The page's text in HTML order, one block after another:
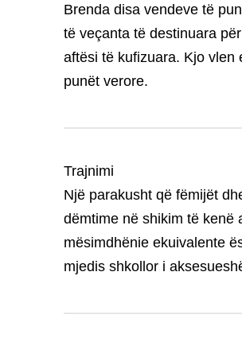
Brenda disa vendeve të
të veçanta të destinuara
aftësi të kufizuara. Kjo vlen
punët verore.
Trajnimi
Një parakusht që fëmijët
dëmtime në shikim të kenë
mësimdhënie ekuivalente
mjedis shkollor i